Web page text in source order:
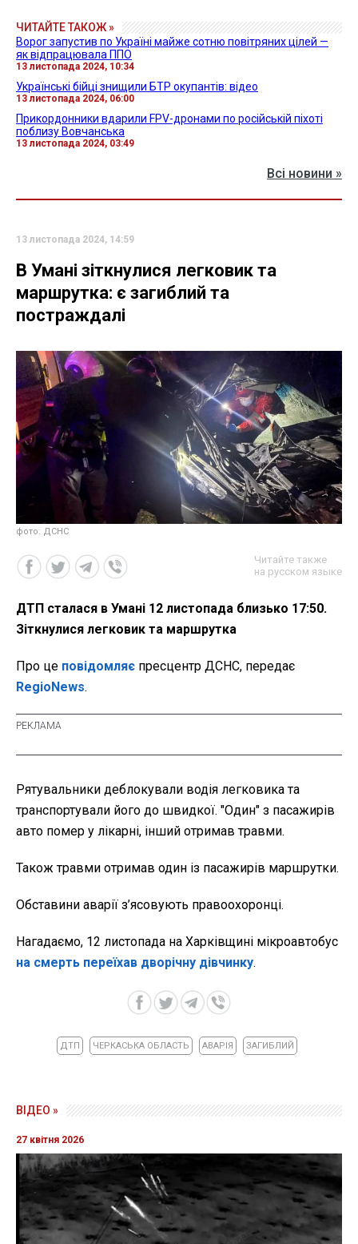
ЧИТАЙТЕ ТАКОЖ »
Ворог запустив по Україні майже сотню повітряних цілей —
як відпрацювала ППО
13 листопада 2024, 10:34
Українські бійці знищили БТР окупантів: відео
13 листопада 2024, 06:00
Прикордонники вдарили FPV-дронами по російській піхоті
поблизу Вовчанська
13 листопада 2024, 03:49
Всі новини »
13 листопада 2024, 14:59
В Умані зіткнулися легковик та
маршрутка: є загиблий та
постраждалі
фото: ДСНС
Читайте также
на русском языке
ДТП сталася в Умані 12 листопада близько 17:50.
Зіткнулися легковик та маршрутка
Про це повідомляє пресцентр ДСНС, передає
RegioNews.
Рятувальники деблокували водія легковика та
транспортували його до швидкої. "Один" з пасажирів
авто помер у лікарні, інший отримав травми.
Також травми отримав один із пасажирів маршрутки.
Обставини аварії з’ясовують правоохоронці.
Нагадаємо, 12 листопада на Харківщині мікроавтобус
на смерть переїхав дворічну дівчинку.
ДТП ЧЕРКАСЬКА ОБЛАСТЬ АВАРІЯ ЗАГИБЛИЙ
ВІДЕО »
27 квітня 2026